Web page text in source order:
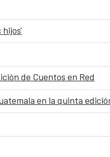
hijos'
de Cuentos en Red
en la quinta